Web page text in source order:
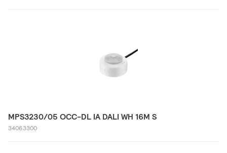
MPS3230/05 OCC-DL IA DALI WH 16M S
34063300